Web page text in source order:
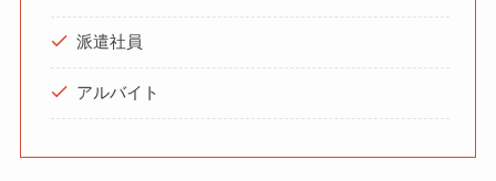
派遣社員
アルバイト